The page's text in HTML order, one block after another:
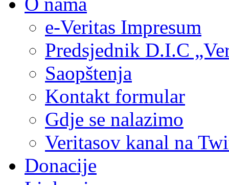
e-Veritas Impresum
Predsjednik D.I.C
Saopštenja
Kontakt formular
Gdje se nalazimo
Veritasov kanal na
Donacije